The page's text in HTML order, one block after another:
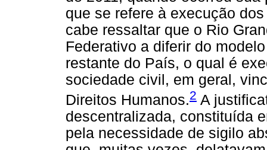
que se refere à execução
cabe ressaltar que o Rio
Federativo a diferir do
restante do País, o qual é
sociedade civil, em geral,
Direitos Humanos.2 A
descentralizada, constituída
pela necessidade de sigilo